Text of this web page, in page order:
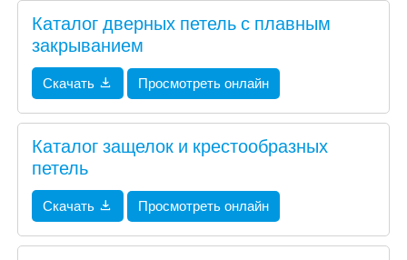
Каталог дверных петель с плавным
закрыванием
Скачать Просмотреть онлайн
Каталог защелок и крестообразных
петель
Скачать Просмотреть онлайн